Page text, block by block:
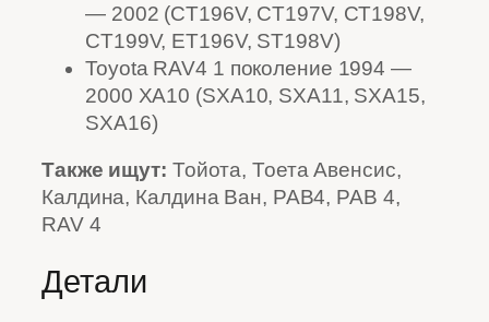
— 2002 (CT196V, CT197V, CT198V,
CT199V, ET196V, ST198V)
Toyota RAV4 1 поколение 1994 —
2000 XA10 (SXA10, SXA11, SXA15,
SXA16)
Также ищут: Тойота, Тоета Авенсис,
Калдина, Калдина Ван, РАВ4, РАВ 4,
RAV 4
Детали